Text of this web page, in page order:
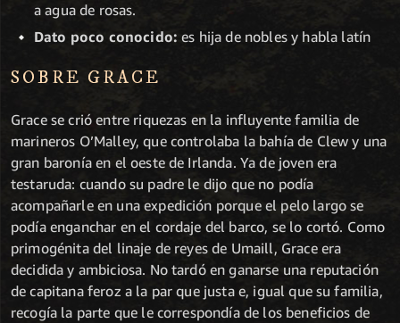
a agua de rosas.
Dato poco conocido: es hija de nobles y habla latín
SOBRE GRACE
Grace se crió entre riquezas en la influyente familia de
marineros O’Malley, que controlaba la bahía de Clew y una
gran baronía en el oeste de Irlanda. Ya de joven era
testaruda: cuando su padre le dijo que no podía
acompañarle en una expedición porque el pelo largo se
podía enganchar en el cordaje del barco, se lo cortó. Como
primogénita del linaje de reyes de Umaill, Grace era
decidida y ambiciosa. No tardó en ganarse una reputación
de capitana feroz a la par que justa e, igual que su familia,
recogía la parte que le correspondía de los beneficios de